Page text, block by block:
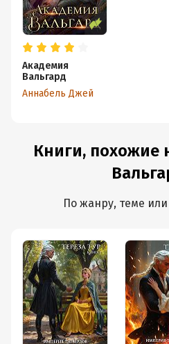
Академия
Вальгард
Аннабель Джей
Книги, похожие
По жанру, теме